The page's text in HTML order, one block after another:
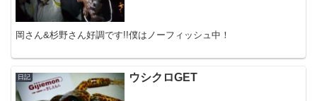
岡さん&杉野さん好調です!!僕はノーフィッシュ中！
日記 ウシクロGET